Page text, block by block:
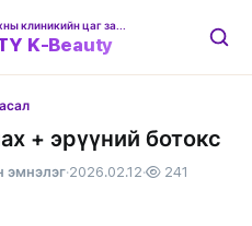
K-Beauty
+ эрүүний ботокс
эмнэлэг·2026.02.12· 241